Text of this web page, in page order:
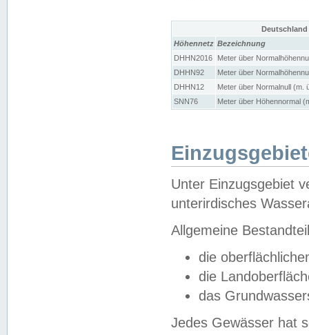
Höhennetz Bezeichnung
DHHN2016
Meter über
DHHN92
Meter über
DHHN12
Meter über Normalnull (m.
SNN76
Meter über Höhennormal
Unter Einzugsgebiet
unterirdisches
Allgemeine
die
die
das
Jedes Gewässer hat